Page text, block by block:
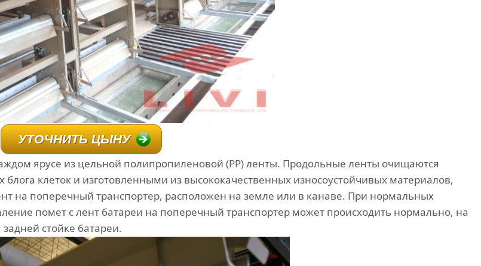
УТОЧНИТЬ ЦЫНУ
ярусе из цельной полипропиленовой (PP) ленты. Продольные ленты очищаются
клеток и изготовленными из высококачественных износоустойчивых материалов,
на поперечный транспортер, расположен на земле или в канаве. При нормальных
помет с лент батареи на поперечный транспортер может происходить нормально, на
стойке батареи.